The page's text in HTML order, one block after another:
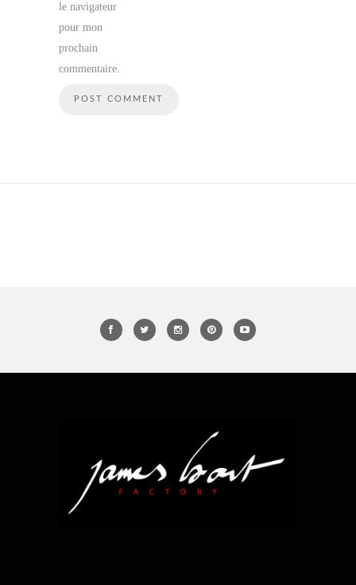
le navigateur
pour mon
prochain
commentaire.